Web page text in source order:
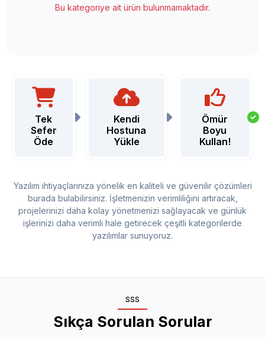
Bu kategoriye ait ürün bulunmamaktadır.
Tek
Sefer
Öde
Kendi
Hostuna
Yükle
Ömür
Boyu
Kullan!
Yazılım ihtiyaçlarınıza yönelik en kaliteli ve güvenilir çözümleri
burada bulabilirsiniz. İşletmenizin verimliliğini artıracak,
projelerinizi daha kolay yönetmenizi sağlayacak ve günlük
işlerinizi daha verimli hale getirecek çeşitli kategorilerde
yazılımlar sunuyoruz.
SSS
Sıkça Sorulan Sorular